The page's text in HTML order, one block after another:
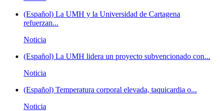
(Español) La UMH y la Universidad de Cartagena
refuerzan...
Noticia
(Español) La UMH lidera un proyecto subvencionado con...
Noticia
(Español) Temperatura corporal elevada, taquicardia o...
Noticia